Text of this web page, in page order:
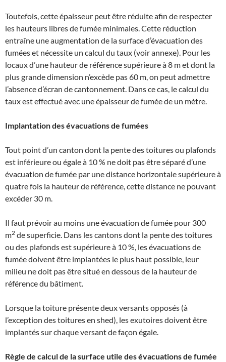
Toutefois, cette épaisseur peut être réduite afin de respecter
les hauteurs libres de fumée minimales. Cette réduction
entraîne une augmentation de la surface d’évacuation des
fumées et nécessite un calcul du taux (voir annexe). Pour les
locaux d’une hauteur de référence supérieure à 8 m et dont la
plus grande dimension n’excède pas 60 m, on peut admettre
l’absence d’écran de cantonnement. Dans ce cas, le calcul du
taux est effectué avec une épaisseur de fumée de un mètre.
Implantation des évacuations de fumées
Tout point d’un canton dont la pente des toitures ou plafonds
est inférieure ou égale à 10 % ne doit pas être séparé d’une
évacuation de fumée par une distance horizontale supérieure à
quatre fois la hauteur de référence, cette distance ne pouvant
excéder 30 m.
Il faut prévoir au moins une évacuation de fumée pour 300
m2 de superficie. Dans les cantons dont la pente des toitures
ou des plafonds est supérieure à 10 %, les évacuations de
fumée doivent être implantées le plus haut possible, leur
milieu ne doit pas être situé en dessous de la hauteur de
référence du bâtiment.
Lorsque la toiture présente deux versants opposés (à
l’exception des toitures en shed), les exutoires doivent être
implantés sur chaque versant de façon égale.
Règle de calcul de la surface utile des évacuations de fumée